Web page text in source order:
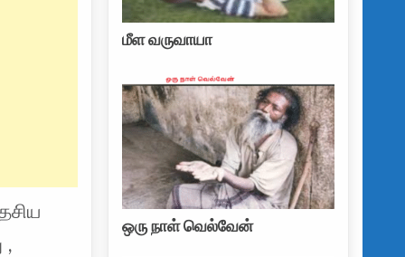
,
மீள வருவாயா
ஒரு நாள் வெல்வேன்